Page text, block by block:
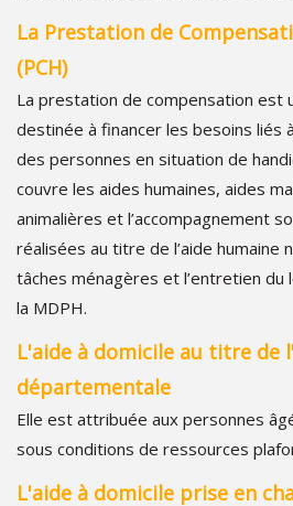
La Prestation de
(PCH)
La prestation de compensation est
destinée à financer les besoins liés
des personnes en situation de
couvre les aides humaines, aides
animalières et l’accompagnement
réalisées au titre de l’aide humaine
tâches ménagères et l’entretien du
la MDPH.
L'aide à domicile au titre de
départementale
Elle est attribuée aux personnes
sous conditions de ressources
L'aide à domicile prise en